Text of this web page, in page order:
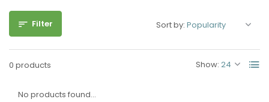
Filter
0 products Show:
Sort by:
No products found...